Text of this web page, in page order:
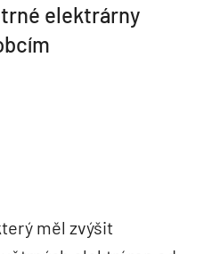
elektrárny
měl zvýšit